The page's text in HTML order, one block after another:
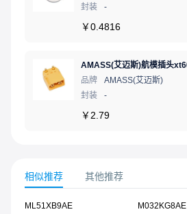
封装
-
￥0.4816
品牌
AMASS(艾迈斯)
封装
-
￥ 2.79
相似推荐 其他推荐
ML51XB9AE M032KG8AE